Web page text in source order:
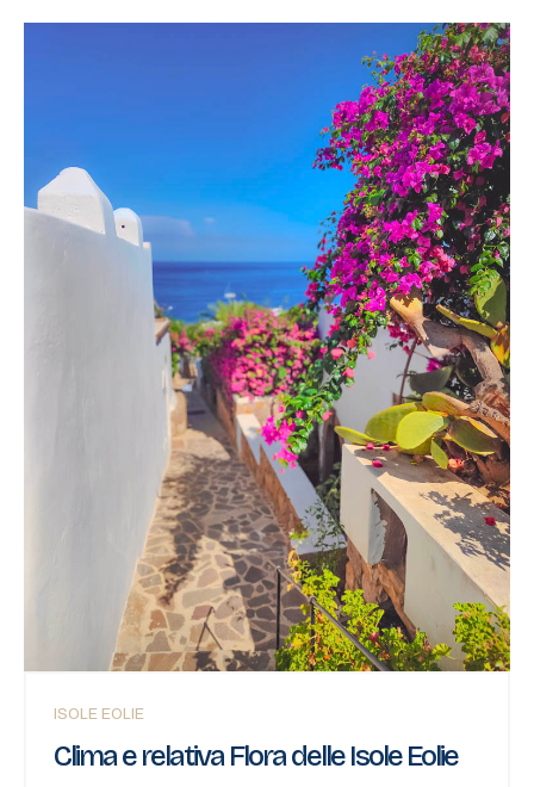
14.000 abitanti, distribuiti su sette isole, sono
gli eredi di un mosaico di popoli antichi che
hanno plasmato la cultura, la lingua,
l’architettura e la cucina dell’arcipelago.
Cronologia Storica: Dai Vulcani alla Modernità
Preistoria: La Civiltà dell’Ossidiana
Neolitico (V millennio a.C.): Le prime tracce
umane si trovano a Castellaro Vecchio (Lipari)
e Capo Graziano (Filicudi). L’Oro Nero: Gli
abitanti erano agricoltori e ceramisti abili, ma
la vera ricchezza era l’ossidiana, una pietra
ISOLE EOLIE
Clima e relativa Flora delle Isole Eolie